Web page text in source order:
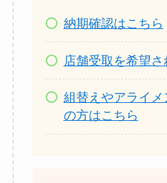
納期確認はこちら
店舗受取を希望
組替えやアライ
の方はこちら